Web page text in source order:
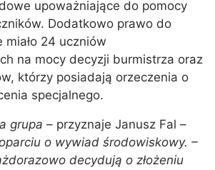
upoważniające do pomocy
Dodatkowo prawo do
24 uczniów
na mocy decyzji burmistrza oraz
którzy posiadają orzeczenia o
specjalnego.
grupa – przyznaje Janusz Fal –
o wywiad środowiskowy. –
decydują o złożeniu